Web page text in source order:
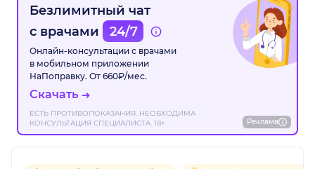
Безлимитный чат
с врачами
24/7
Онлайн-консультации с врачами
в мобильном приложении
НаПоправку. От 660₽/мес.
Скачать
ЕСТЬ ПРОТИВОПОКАЗАНИЯ. НЕОБХОДИМА
КОНСУЛЬТАЦИЯ СПЕЦИАЛИСТА. 18+
Реклама